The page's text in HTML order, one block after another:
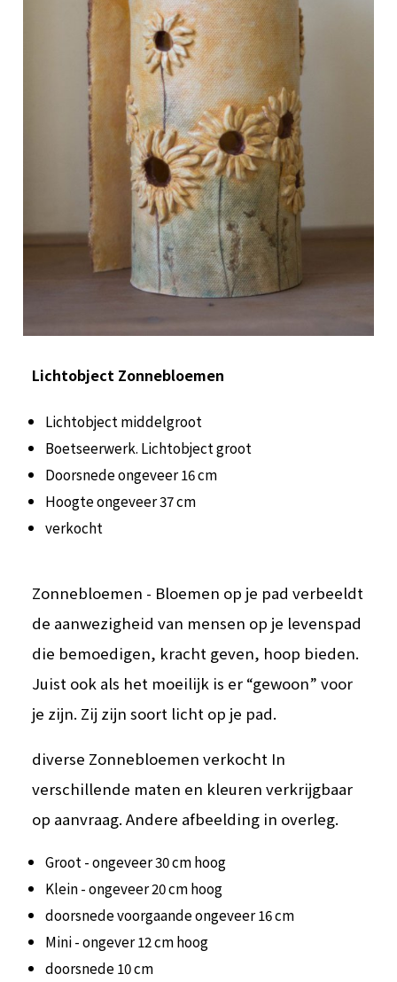
Lichtobject Zonnebloemen
Lichtobject middelgroot
Boetseerwerk. Lichtobject groot
Doorsnede ongeveer 16 cm
Hoogte ongeveer 37 cm
verkocht
Zonnebloemen - Bloemen op je pad verbeeldt
de aanwezigheid van mensen op je levenspad
die bemoedigen, kracht geven, hoop bieden.
Juist ook als het moeilijk is er “gewoon” voor
je zijn. Zij zijn soort licht op je pad.
diverse Zonnebloemen verkocht In
verschillende maten en kleuren verkrijgbaar
op aanvraag. Andere afbeelding in overleg.
Groot - ongeveer 30 cm hoog
Klein - ongeveer 20 cm hoog
doorsnede voorgaande ongeveer 16 cm
Mini - ongever 12 cm hoog
doorsnede 10 cm